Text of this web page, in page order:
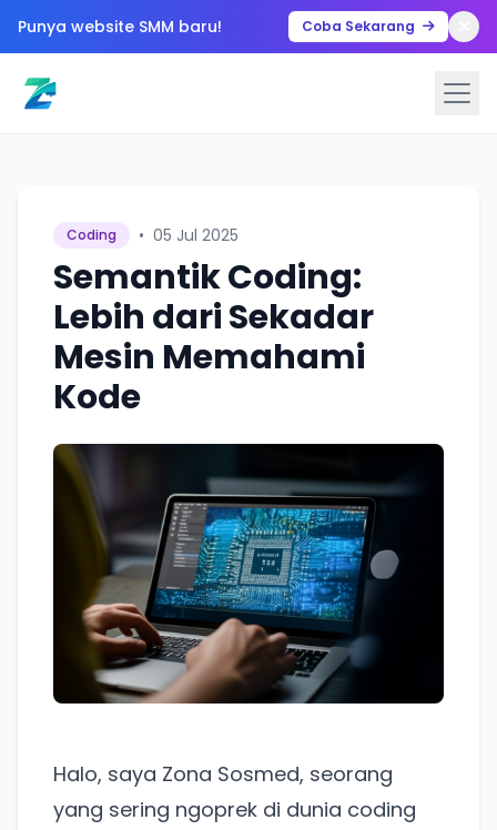
Punya website SMM baru! Coba Sekarang
Coding • 05 Jul 2025
Semantik Coding:
Lebih dari Sekadar
Mesin Memahami
Kode
Halo, saya Zona Sosmed, seorang
yang sering ngoprek di dunia coding